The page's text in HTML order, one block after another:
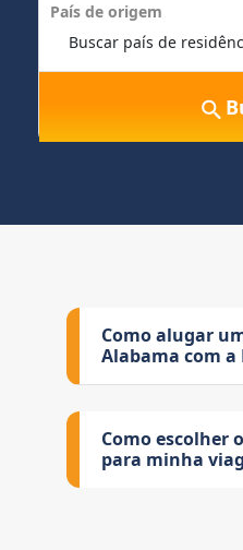
País de origem
Como alugar
Alabama com a
Como escolher
para minha